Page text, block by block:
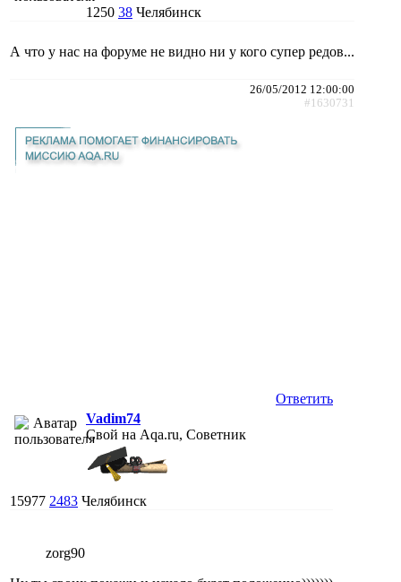
1250 38 Челябинск
А что у нас на форуме не видно ни у кого супер редов...
26/05/2012 12:00:00
#1630731
Ответить
Vadim74
Свой на Aqa.ru, Советник
15977 2483 Челябинск
zorg90